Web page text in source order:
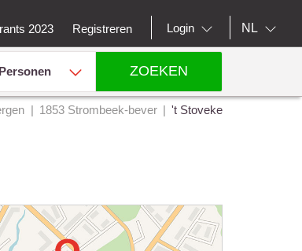
2023 Registreren Login NL
ZOEKEN
1853 Strombeek-bever 't Stoveke